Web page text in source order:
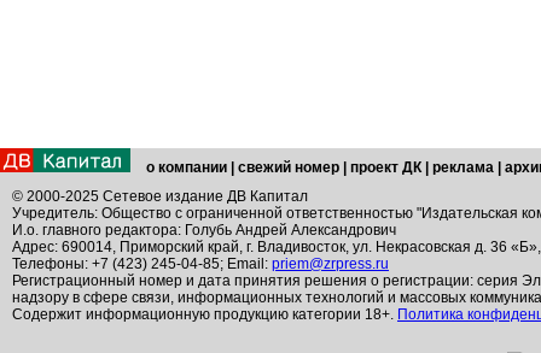
о компании свежий номер проект ДК реклама
© 2000-2025 Сетевое издание ДВ Капитал
Учредитель: Общество с ограниченной ответственностью "Издательская
И.о. главного редактора: Голубь Андрей Александрович
Адрес: 690014, Приморский край, г. Владивосток, ул. Некрасовская д. 36
Телефоны: +7 (423) 245-04-85; Email: priem@zrpress.ru
Регистрационный номер и дата принятия решения о регистрации: серия
надзору в сфере связи, информационных технологий и массовых
Содержит информационную продукцию категории 18+. Политика